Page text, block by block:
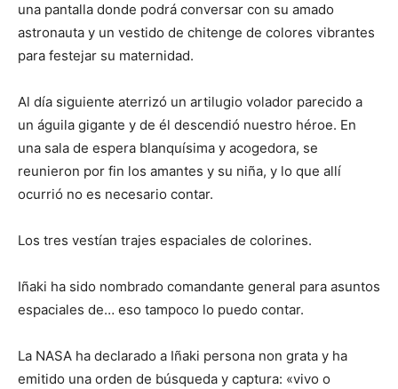
una pantalla donde podrá conversar con su amado
astronauta y un vestido de chitenge de colores vibrantes
para festejar su maternidad.
Al día siguiente aterrizó un artilugio volador parecido a
un águila gigante y de él descendió nuestro héroe. En
una sala de espera blanquísima y acogedora, se
reunieron por fin los amantes y su niña, y lo que allí
ocurrió no es necesario contar.
Los tres vestían trajes espaciales de colorines.
Iñaki ha sido nombrado comandante general para asuntos
espaciales de… eso tampoco lo puedo contar.
La NASA ha declarado a Iñaki persona non grata y ha
emitido una orden de búsqueda y captura: «vivo o